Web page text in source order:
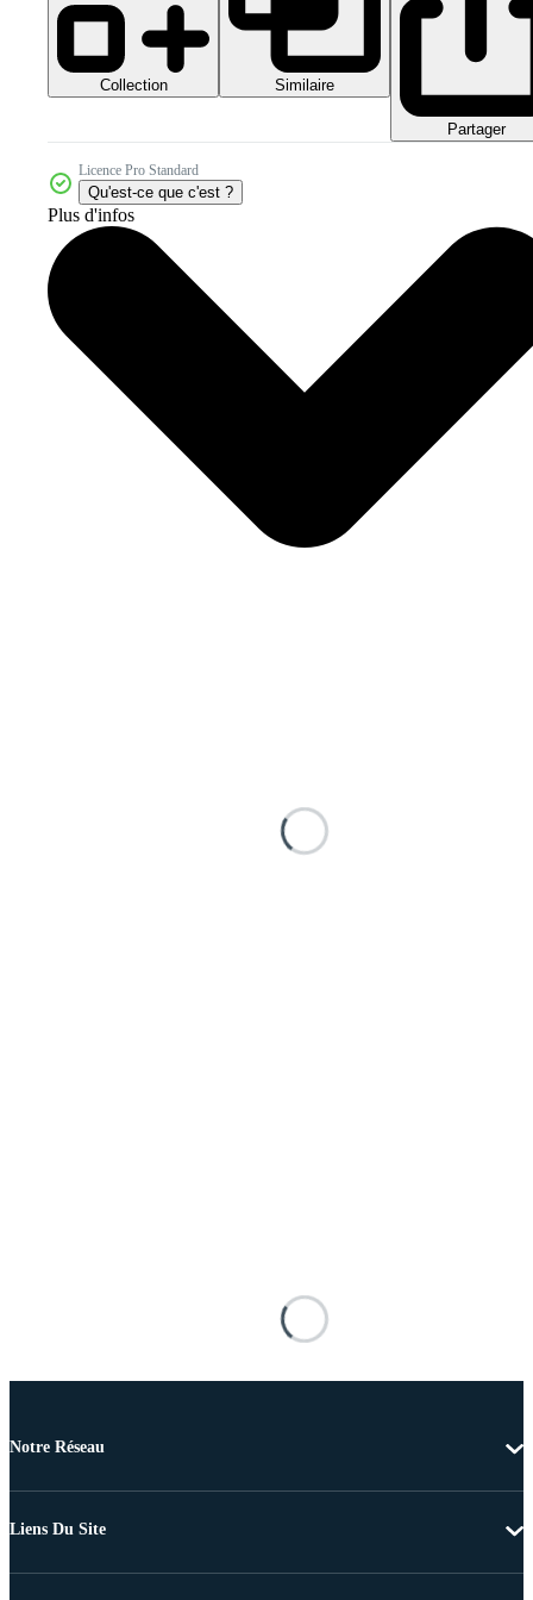
Collection Similaire
Partager
Licence Pro Standard
Qu'est-ce que c'est ?
Plus d'infos
Notre Réseau
Liens Du Site